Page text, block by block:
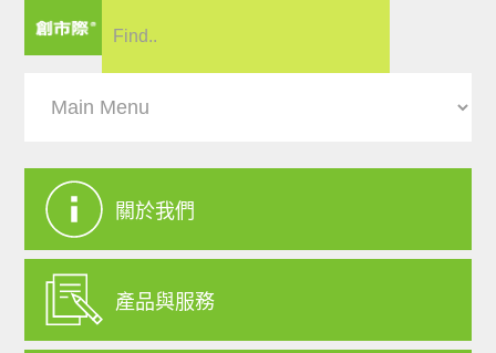
關於我們
產品與服務